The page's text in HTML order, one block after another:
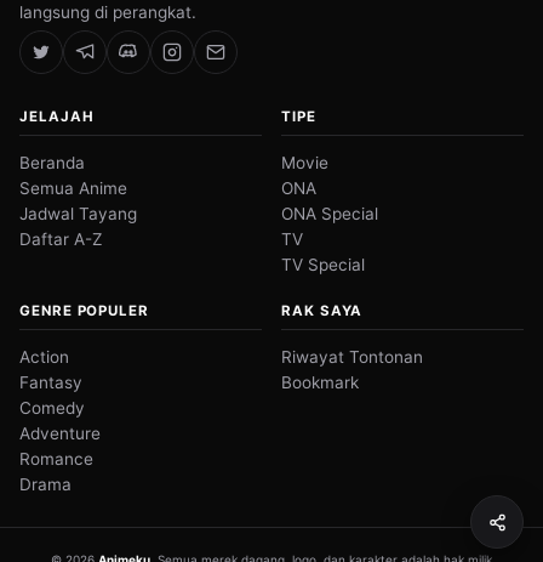
langsung di perangkat.
JELAJAH
Beranda
Semua Anime
Jadwal Tayang
Daftar A-Z
TIPE
Movie
ONA
ONA Special
TV
TV Special
GENRE POPULER
Action
Fantasy
Comedy
Adventure
Romance
Drama
RAK SAYA
Riwayat Tontonan
Bookmark